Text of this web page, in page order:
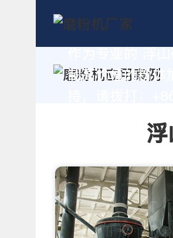
制高价值的粉体